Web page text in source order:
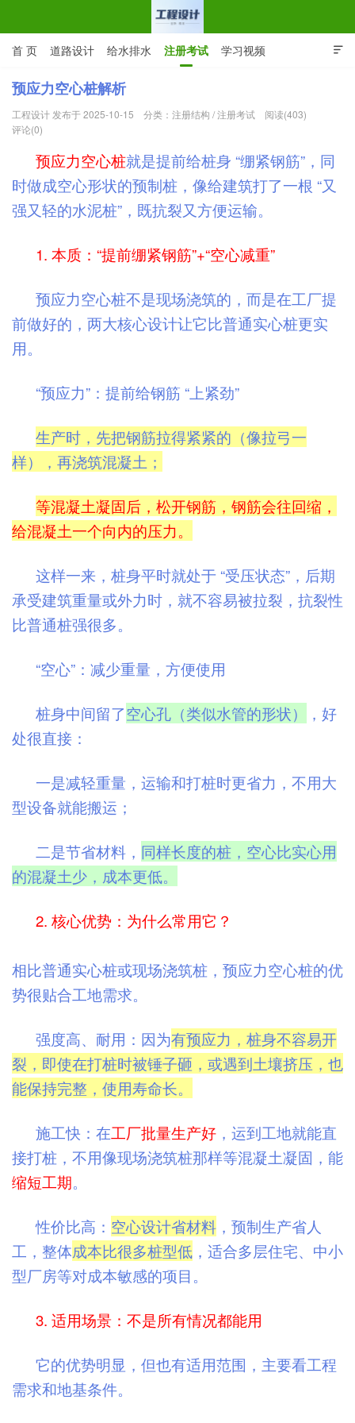

首 页 道路设计 给水排水 注册考试 学习视频
CAD图纸 专业词汇
预应力空心桩解析
工程设计 发布于 2025-10-15 分类： 注册结构 /注册考试
阅读(403)
评论(0)
预应力空心桩就是提前给桩身 “绷紧钢筋”，同
时做成空心形状的预制桩，像给建筑打了一根 “又
强又轻的水泥桩”，既抗裂又方便运输。
1. 本质：“提前绷紧钢筋”+“空心减重”
预应力空心桩不是现场浇筑的，而是在工厂提
前做好的，两大核心设计让它比普通实心桩更实
用。
“预应力”：提前给钢筋 “上紧劲”
生产时，先把钢筋拉得紧紧的（像拉弓一
样），再浇筑混凝土；
等混凝土凝固后，松开钢筋，钢筋会往回缩，
给混凝土一个向内的压力。
这样一来，桩身平时就处于 “受压状态”，后期
承受建筑重量或外力时，就不容易被拉裂，抗裂性
比普通桩强很多。
“空心”：减少重量，方便使用
桩身中间留了空心孔（类似水管的形状）
，好
处很直接：
一是减轻重量，运输和打桩时更省力，不用大
型设备就能搬运；
二是节省材料， 同样长度的桩，空心比实心用
的混凝土少，成本更低。
2. 核心优势：为什么常用它？
相比普通实心桩或现场浇筑桩，预应力空心桩的优
势很贴合工地需求。
强度高、耐用：因为有预应力，桩身不容易开
裂，即使在打桩时被锤子砸，或遇到土壤挤压，也
能保持完整，使用寿命长。
施工快：在工厂批量生产好 ，运到工地就能直
接打桩，不用像现场浇筑桩那样等混凝土凝固，能
缩短工期。
性价比高： 空心设计省材料 ，预制生产省人
工，整体成本比很多桩型低 ，适合多层住宅、中小
型厂房等对成本敏感的项目。
3. 适用场景：不是所有情况都能用
它的优势明显，但也有适用范围，主要看工程
需求和地基条件。